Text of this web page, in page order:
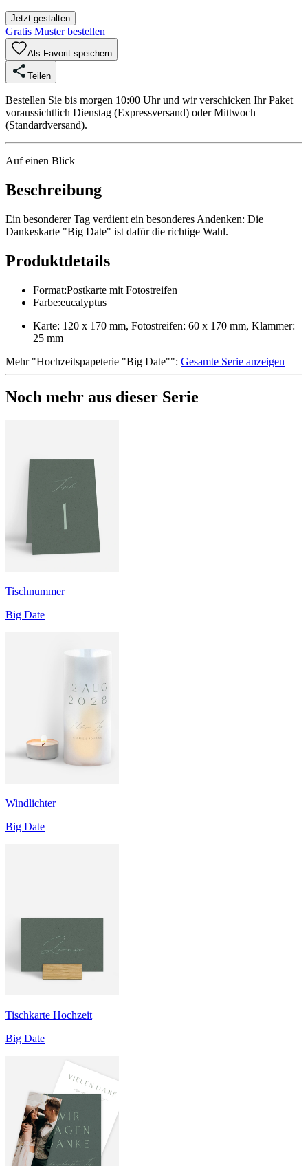
Jetzt gestalten
Gratis Muster bestellen
Als Favorit speichern
Teilen
Bestellen Sie bis morgen 10:00 Uhr und wir verschicken Ihr Paket
voraussichtlich Dienstag (Expressversand) oder Mittwoch
(Standardversand).
Auf einen Blick
Beschreibung
Ein besonderer Tag verdient ein besonderes Andenken: Die
Dankeskarte "Big Date" ist dafür die richtige Wahl.
Produktdetails
Format:Postkarte mit Fotostreifen
Farbe:eucalyptus
Karte: 120 x 170 mm, Fotostreifen: 60 x 170 mm, Klammer:
25 mm
Mehr"Hochzeitspapeterie "Big Date"": Gesamte Serie anzeigen
Noch mehr aus dieser Serie
Tischnummer
Big Date
Windlichter
Big Date
Tischkarte Hochzeit
Big Date